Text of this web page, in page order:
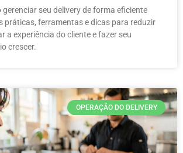
gerenciar seu delivery de forma eficiente
práticas, ferramentas e dicas para reduzir
a experiência do cliente e fazer seu
crescer.
OPERAÇÃO DO DELIVERY